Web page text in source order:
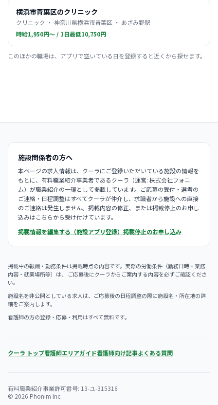
横浜市青葉区のクリニック
クリニック ・ 神奈川県横浜市青葉区 ・ あざみ野駅
時給1,950円〜 / 1日最低10,750円
このほかの職場は、アプリで空いている日を登録すると近くから探せます。
施設関係者の方へ
本ページの求人情報は、クーラにご登録いただいている施設の情報を
もとに、有料職業紹介事業者であるクーラ（運営: 株式会社フォニ
ム）が職業紹介の一環として掲載しています。ご応募の受付・選考の
ご連絡・日程調整はすべてクーラが仲介し、求職者から施設への直接
のご連絡は発生しません。掲載内容の修正、または掲載停止のお申し
込みはこちらから受け付けています。
掲載情報を編集する（施設アプリ登録） 掲載停止のお申し込み
掲載中の報酬・勤務条件は掲載時点の内容です。実際の労働条件（勤務日時・業務
内容・就業場所等）は、 ご応募後にクーラからご案内する内容を必ずご確認くださ
い。
施設名を非公開としている求人は、ご応募後の日程調整の際に施設名・所在地の詳
細をご案内します。
看護師の方の登録・応募・利用はすべて無料です。
クーラ トップ看護師エリアガイド看護師向け記事よくある質問
有料職業紹介事業許可番号: 13-ユ-315316
© 2026 Phonim Inc.